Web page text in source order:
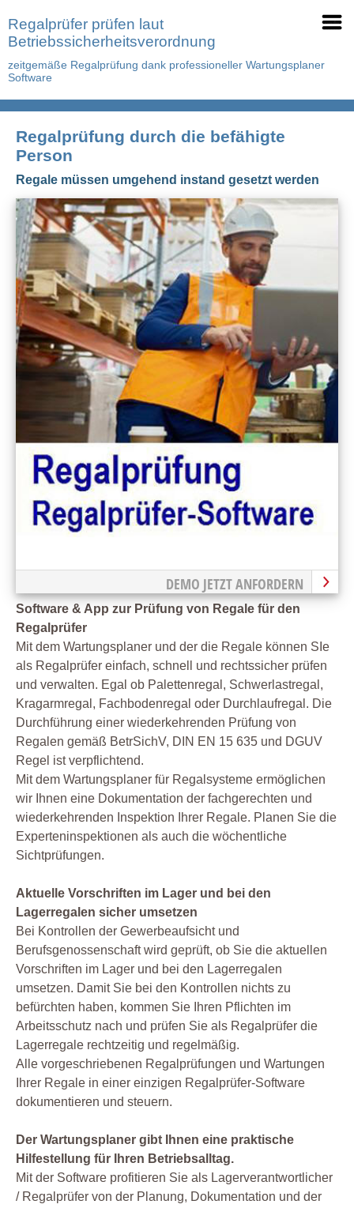
Regalprüfer prüfen laut
Betriebssicherheitsverordnung
zeitgemäße Regalprüfung dank professioneller Wartungsplaner
Software
Regalprüfung durch die befähigte
Person
Regale müssen umgehend instand gesetzt werden
DEMO JETZT ANFORDERN
Software & App zur Prüfung von Regale für den
Regalprüfer
Mit dem Wartungsplaner und der die Regale können SIe
als Regalprüfer einfach, schnell und rechtssicher prüfen
und verwalten. Egal ob Palettenregal, Schwerlastregal,
Kragarmregal, Fachbodenregal oder Durchlaufregal. Die
Durchführung einer wiederkehrenden Prüfung von
Regalen gemäß BetrSichV, DIN EN 15 635 und DGUV
Regel ist verpflichtend.
Mit dem Wartungsplaner für Regalsysteme ermöglichen
wir Ihnen eine Dokumentation der fachgerechten und
wiederkehrenden Inspektion Ihrer Regale. Planen Sie die
Experteninspektionen als auch die wöchentliche
Sichtprüfungen.
Aktuelle Vorschriften im Lager und bei den
Lagerregalen sicher umsetzen
Bei Kontrollen der Gewerbeaufsicht und
Berufsgenossenschaft wird geprüft, ob Sie die aktuellen
Vorschriften im Lager und bei den Lagerregalen
umsetzen. Damit Sie bei den Kontrollen nichts zu
befürchten haben, kommen Sie Ihren Pflichten im
Arbeitsschutz nach und prüfen Sie als Regalprüfer die
Lagerregale rechtzeitig und regelmäßig.
Alle vorgeschriebenen Regalprüfungen und Wartungen
Ihrer Regale in einer einzigen Regalprüfer-Software
dokumentieren und steuern.
Der Wartungsplaner gibt Ihnen eine praktische
Hilfestellung für Ihren Betriebsalltag.
Mit der Software profitieren Sie als Lagerverantwortlicher
/ Regalprüfer von der Planung, Dokumentation und der